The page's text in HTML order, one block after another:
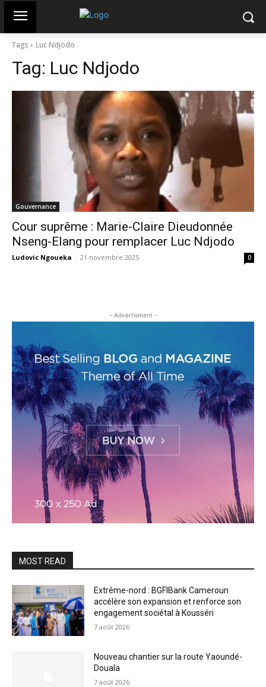
Tags Luc Ndjodo
Tag: Luc Ndjodo
Gouvernance
Cour suprême : Marie-Claire Dieudonnée
Nseng-Elang pour remplacer Luc Ndjodo
Ludovic Ngoueka - 21 novembre 2025 0
- Advertisment -
MOST READ
Extrême-nord : BGFIBank Cameroun
accélère son expansion et renforce son
engagement sociétal à Kousséri
7 août 2026
Nouveau chantier sur la route Yaoundé-
Douala
7 août 2026